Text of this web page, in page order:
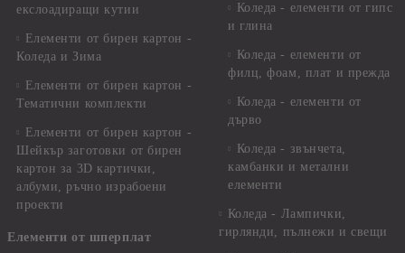
екслоадиращи кутии
Елементи от бирен картон -
Коледа и Зима
Елементи от бирен картон -
Тематични комплекти
Елементи от бирен картон -
Шейкър заготовки от бирен
картон за 3D картички,
албуми, ръчно израбоени
проекти
Елементи от шперплат
Коледа - елементи от гипс
и глина
Коледа - елементи от
филц, фоам, плат и прежда
Коледа - елементи от
дърво
Коледа - звънчета,
камбанки и метални
елементи
Коледа - Лампички,
гирлянди, пълнежи и свещи